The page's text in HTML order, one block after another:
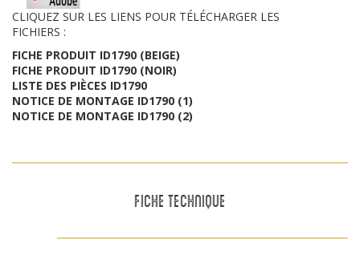
CLIQUEZ SUR LES LIENS POUR TÉLÉCHARGER LES
FICHIERS :
FICHE PRODUIT ID1790 (BEIGE)
FICHE PRODUIT ID1790 (NOIR)
LISTE DES PIÈCES ID1790
NOTICE DE MONTAGE ID1790 (1)
NOTICE DE MONTAGE ID1790 (2)
FICHE TECHNIQUE